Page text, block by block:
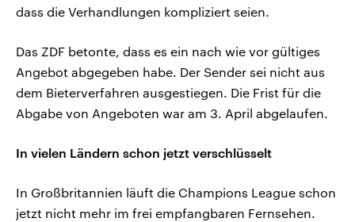
dass die Verhandlungen kompliziert seien.
Das ZDF betonte, dass es ein nach wie vor gültiges
Angebot abgegeben habe. Der Sender sei nicht aus
dem Bieterverfahren ausgestiegen. Die Frist für die
Abgabe von Angeboten war am 3. April abgelaufen.
In vielen Ländern schon jetzt verschlüsselt
In Großbritannien läuft die Champions League schon
jetzt nicht mehr im frei empfangbaren Fernsehen.